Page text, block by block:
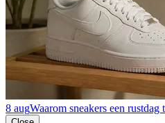
8 augWaarom sneakers een rustdag